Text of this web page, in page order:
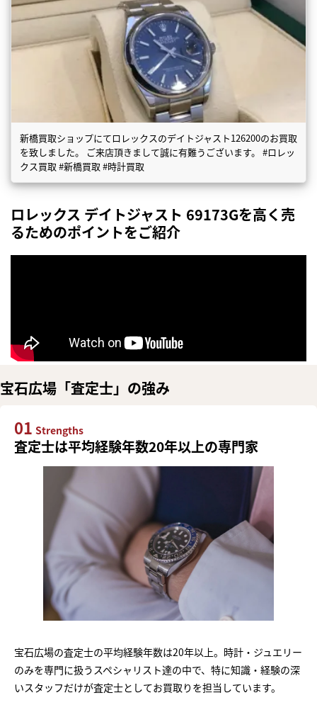
新橋買取ショップにてロレックスのデイトジャスト126200のお買取
を致しました。 ご来店頂きまして誠に有難うございます。 #ロレッ
クス買取 #新橋買取 #時計買取
ロレックス デイトジャスト 69173Gを高く売
るためのポイントをご紹介
宝石広場「査定士」の強み
01 Strengths
査定士は平均経験年数20年以上の専門家
宝石広場の査定士の平均経験年数は20年以上。時計・ジュエリー
のみを専門に扱うスペシャリスト達の中で、特に知識・経験の深
いスタッフだけが査定士としてお買取りを担当しています。